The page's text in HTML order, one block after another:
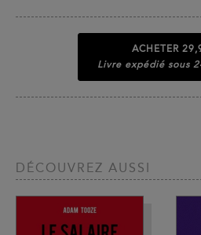
ACHETER
Livre expédié sous
DÉCOUVREZ AUSSI